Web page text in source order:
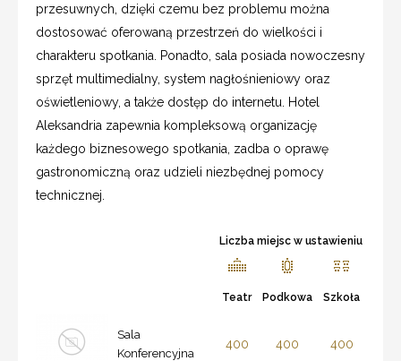
przesuwnych, dzięki czemu bez problemu można
dostosować oferowaną przestrzeń do wielkości i
charakteru spotkania. Ponadto, sala posiada nowoczesny
sprzęt multimedialny, system nagłośnieniowy oraz
oświetleniowy, a także dostęp do internetu. Hotel
Aleksandria zapewnia kompleksową organizację
każdego biznesowego spotkania, zadba o oprawę
gastronomiczną oraz udzieli niezbędnej pomocy
technicznej.
Liczba miejsc w ustawieniu
Teatr Podkowa Szkoła
Sala
Konferencyjna
400 400 400